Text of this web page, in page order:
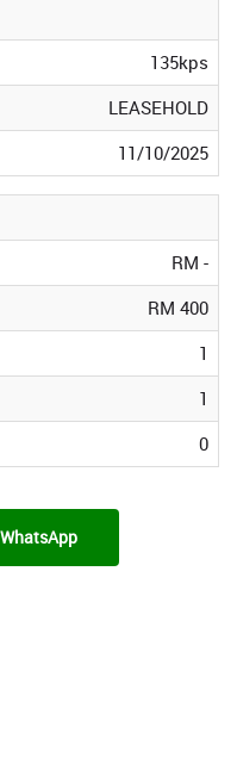
135kps
LEASEHOLD
11/10/2025
RM -
RM 400
1
1
0
WhatsApp